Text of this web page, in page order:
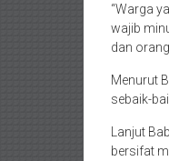
“Warga
wajib
dan
Menurut
sebaik-
Lanjut
bersifat